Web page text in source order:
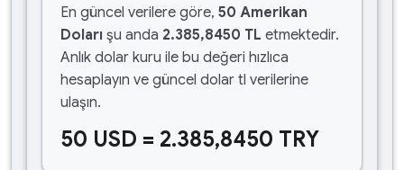
En güncel verilere göre, 50 Amerikan
Doları şu anda 2.385,8450 TL etmektedir.
Anlık dolar kuru ile bu değeri hızlıca
hesaplayın ve güncel dolar tl verilerine
ulaşın.
50 USD = 2.385,8450 TRY